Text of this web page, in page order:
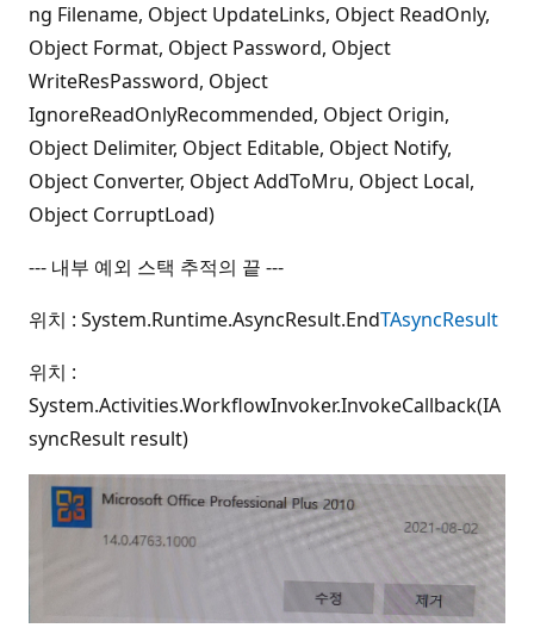
ng Filename, Object UpdateLinks, Object ReadOnly,
Object Format, Object Password, Object
WriteResPassword, Object
IgnoreReadOnlyRecommended, Object Origin,
Object Delimiter, Object Editable, Object Notify,
Object Converter, Object AddToMru, Object Local,
Object CorruptLoad)
--- 내부 예외 스택 추적의 끝 ---
위치 : System.Runtime.AsyncResult.EndTAsyncResult
위치 :
System.Activities.WorkflowInvoker.InvokeCallback(IA
syncResult result)